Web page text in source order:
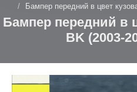
Бампер передний в цвет
Бампер передний в
BK (2003-